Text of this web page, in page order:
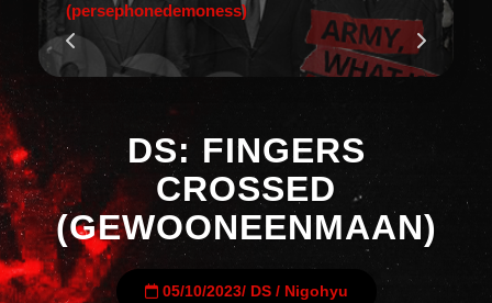
(persephonedemoness)
DS: FINGERS
CROSSED
(GEWOONEENMAAN)
05/10/2023/ DS/ Nigohyu